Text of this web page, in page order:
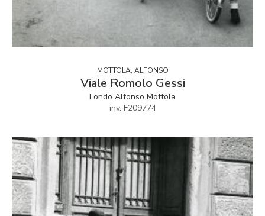
MOTTOLA, ALFONSO
Viale Romolo Gessi
Fondo Alfonso Mottola
inv. F209774